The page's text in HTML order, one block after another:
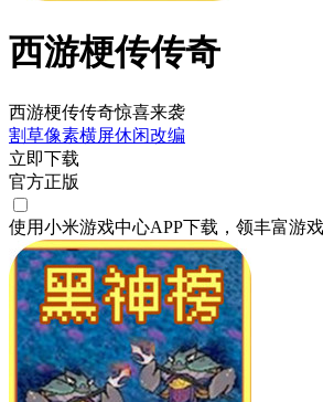
西游梗传传奇
西游梗传传奇惊喜来袭
割草像素横屏休闲改编
立即下载
官方正版
使用小米游戏中心APP下载 ，领丰富游戏